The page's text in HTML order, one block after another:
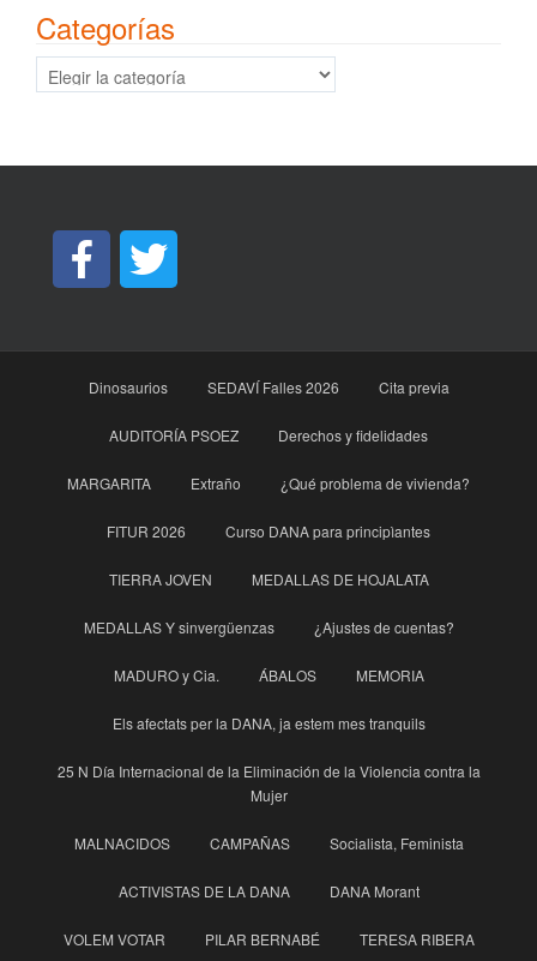
Categorías
Categorías
Dinosaurios SEDAVÍ Falles 2026 Cita previa
AUDITORÍA PSOEZ Derechos y fidelidades
MARGARITA Extraño ¿Qué problema de vivienda?
FITUR 2026 Curso DANA para principìantes
TIERRA JOVEN MEDALLAS DE HOJALATA
MEDALLAS Y sinvergüenzas ¿Ajustes de cuentas?
MADURO y Cia. ÁBALOS MEMORIA
Els afectats per la DANA, ja estem mes tranquils
25 N Día Internacional de la Eliminación de la Violencia contra la
Mujer
MALNACIDOS CAMPAÑAS Socialista, Feminista
ACTIVISTAS DE LA DANA DANA Morant
VOLEM VOTAR PILAR BERNABÉ TERESA RIBERA